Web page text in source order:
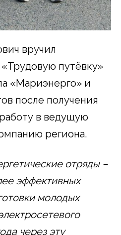
вручил
путёвку»
«Мариэнерго» и
после получения
в ведущую
региона.
отряды –
эффективных
молодых
через эту